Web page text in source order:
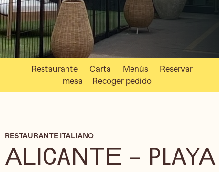
Restaurante Carta Menús
Reservar
mesa
Recoger pedido
RESTAURANTE ITALIANO
ALICANTE – PLAYA